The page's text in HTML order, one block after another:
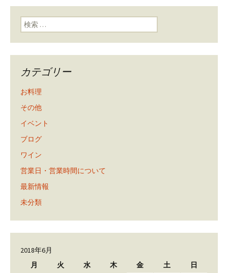
検索:
カテゴリー
お料理
その他
イベント
ブログ
ワイン
営業日・営業時間について
最新情報
未分類
2018年6月
月
火 水 木 金 土 日